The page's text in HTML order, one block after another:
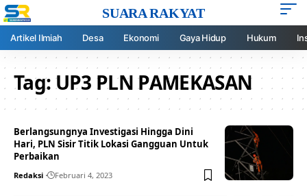
SUARA RAKYAT
Artikel Ilmiah Desa Ekonomi Gaya Hidup Hukum
Tag:UP3 PLN PAMEKASAN
Berlangsungnya Investigasi Hingga Dini
Hari, PLN Sisir Titik Lokasi Gangguan Untuk
Perbaikan
Redaksi Februari 4, 2023